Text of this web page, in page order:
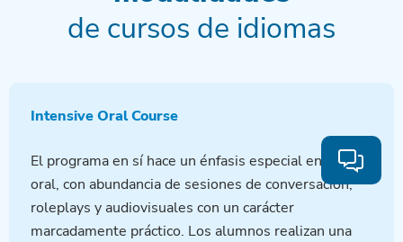
de cursos de idiomas
Intensive Oral Course
El programa en sí hace un énfasis especial en inglés
oral, con abundancia de sesiones de conversación,
roleplays y audiovisuales con un carácter
marcadamente práctico. Los alumnos realizan una